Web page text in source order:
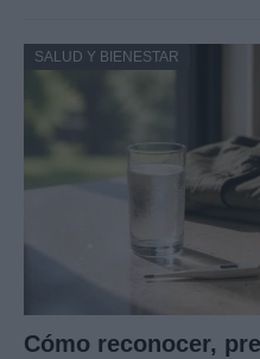
SALUD Y BIENESTAR
Cómo reconocer,